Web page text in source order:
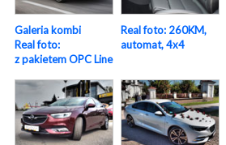
Galeria kombi
Real foto:
z pakietem OPC Line
Real foto: 260KM,
automat, 4x4